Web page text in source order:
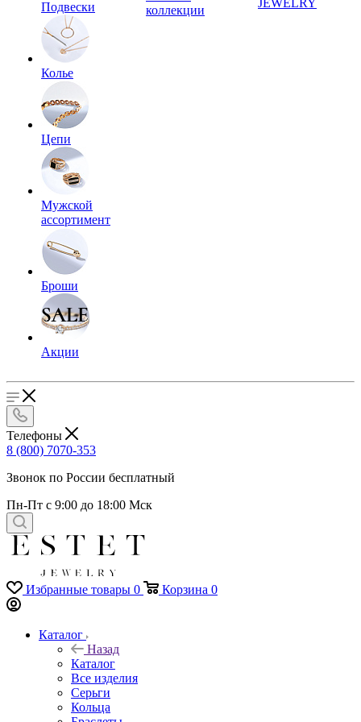
Подвески
Колье
Цепи
Мужской
ассортимент
Броши
Акции
коллекции
JEWELRY
Телефоны
8 (800) 7070-353
Звонок по России бесплатный
Пн-Пт с 9:00 до 18:00 Мск
Избранные товары 0 Корзина 0
Каталог
Назад
Каталог
Все изделия
Серьги
Кольца